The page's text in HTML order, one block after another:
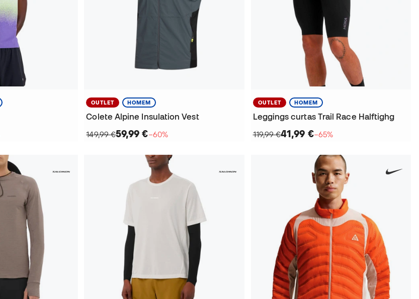
OUTLET HOMEM
Colete Alpine Insulation Vest
149,99 €59,99 €−60%
OUTLET HOMEM
Leggings curtas Trail Race Halftighg
119,99 €41,99 €−65%